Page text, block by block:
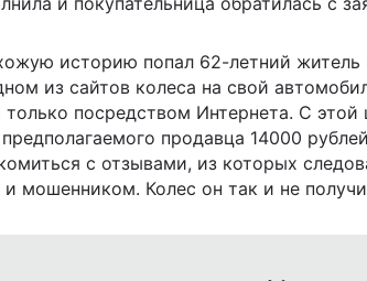
историю попал 62-летний житель
из сайтов колеса на свой
посредством Интернета. С этой
продавца 14000
с отзывами, из которых
и мошенником. Колес он так и не